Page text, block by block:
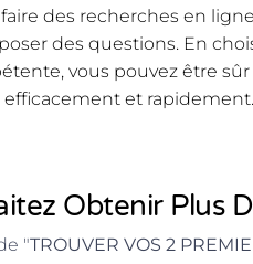
des recherches en
des questions. En
vous pouvez être
et rapidement.
Obtenir Plus
"TROUVER VOS 2